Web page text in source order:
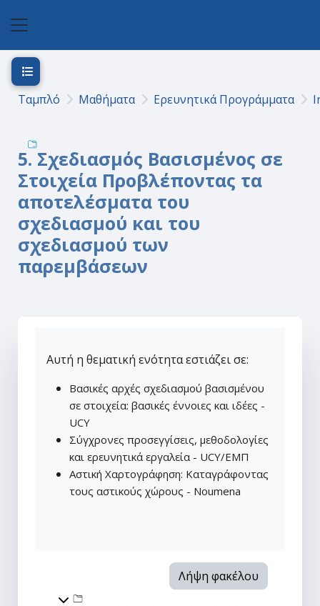
Ταμπλό Μαθήματα Ερευνητικά Προγράμματα
5. Σχεδιασμός Βασισμένος σε
Στοιχεία Προβλέποντας τα
αποτελέσματα του
σχεδιασμού και του
σχεδιασμού των
παρεμβάσεων
Άνοιγμα ευρετηρίου μαθήματος
Αυτή η θεματική ενότητα εστιάζει σε:
Βασικές αρχές σχεδιασμού βασισμένου
σε στοιχεία: βασικές έννοιες και ιδέες -
UCY
Σύγχρονες προσεγγίσεις, μεθοδολογίες
και ερευνητικά εργαλεία - UCY/ΕΜΠ
Αστική Χαρτογράφηση: Καταγράφοντας
τους αστικούς χώρους - Noumena
Λήψη φακέλου